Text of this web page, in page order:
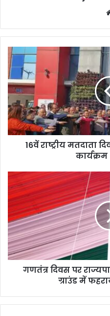
16वें राष्ट्रीय मतदाता
गणतंत्र दिवस पर
ग्राउंड में